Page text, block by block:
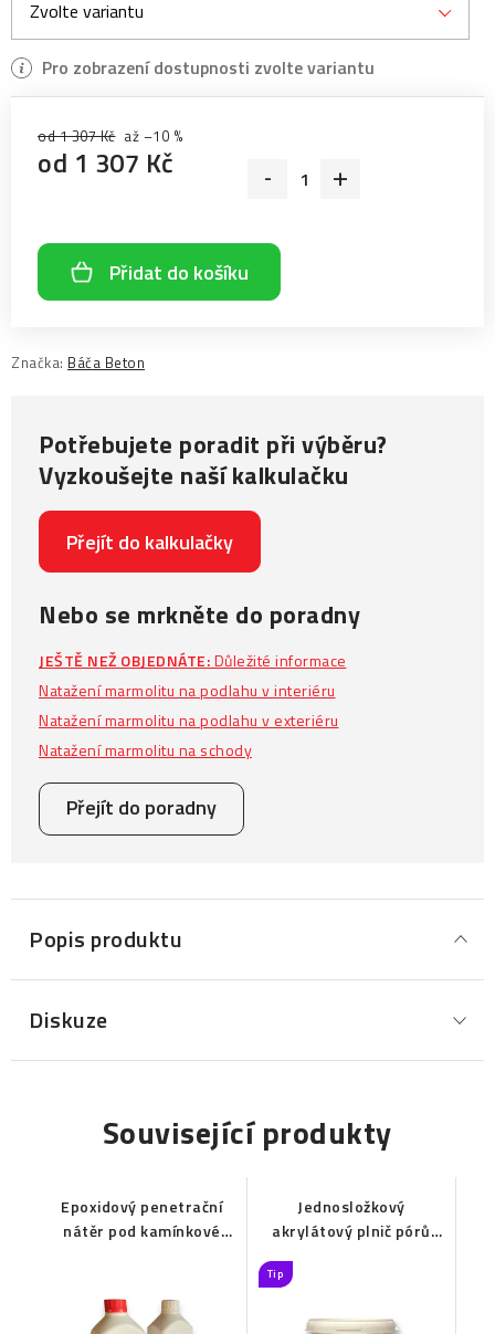
od 1 307 Kč až –10 %
od 1 307 Kč
Přidat do košíku
Značka: Báča Beton
Potřebujete poradit při výběru?
Vyzkoušejte naší kalkulačku
Přejít do kalkulačky
Nebo se mrkněte do poradny
JEŠTĚ NEŽ OBJEDNÁTE:Důležité informace
Natažení marmolitu na podlahu v interiéru
Natažení marmolitu na podlahu v exteriéru
Natažení marmolitu na schody
Přejít do poradny
Popis produktu
Diskuze
Související produkty
Epoxidový penetrační
nátěr pod kamínkové
Jednosložkový
akrylátový plnič pórů
marmolitů do interiéru a
Tip